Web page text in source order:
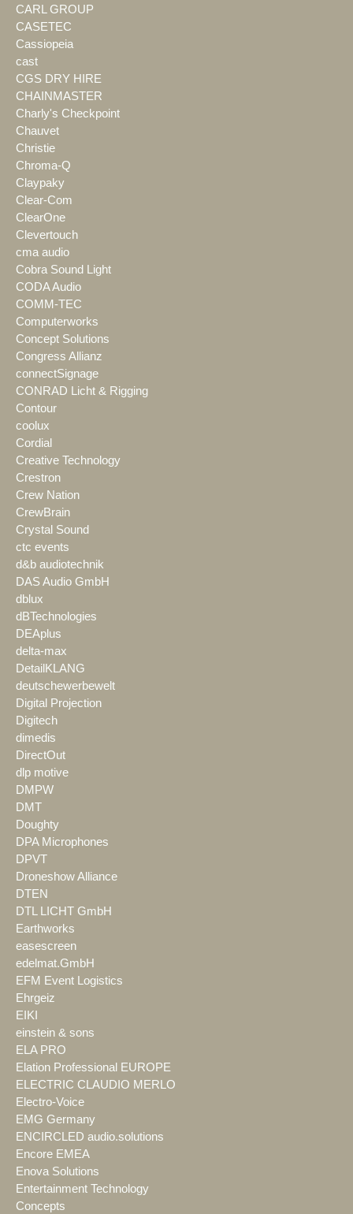
CARL GROUP
CASETEC
Cassiopeia
cast
CGS DRY HIRE
CHAINMASTER
Charly's Checkpoint
Chauvet
Christie
Chroma-Q
Claypaky
Clear-Com
ClearOne
Clevertouch
cma audio
Cobra Sound Light
CODA Audio
COMM-TEC
Computerworks
Concept Solutions
Congress Allianz
connectSignage
CONRAD Licht & Rigging
Contour
coolux
Cordial
Creative Technology
Crestron
Crew Nation
CrewBrain
Crystal Sound
ctc events
d&b audiotechnik
DAS Audio GmbH
dblux
dBTechnologies
DEAplus
delta-max
DetailKLANG
deutschewerbewelt
Digital Projection
Digitech
dimedis
DirectOut
dlp motive
DMPW
DMT
Doughty
DPA Microphones
DPVT
Droneshow Alliance
DTEN
DTL LICHT GmbH
Earthworks
easescreen
edelmat.GmbH
EFM Event Logistics
Ehrgeiz
EIKI
einstein & sons
ELA PRO
Elation Professional EUROPE
ELECTRIC CLAUDIO MERLO
Electro-Voice
EMG Germany
ENCIRCLED audio.solutions
Encore EMEA
Enova Solutions
Entertainment Technology
Concepts